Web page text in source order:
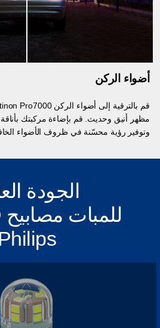
أضواء الركن
مظهر أنيق وحديث. قم بإضاءة مركبتك بأناقة
وتوفير رؤية محسّنة في ظروف الأضواء
الجودة
Philips